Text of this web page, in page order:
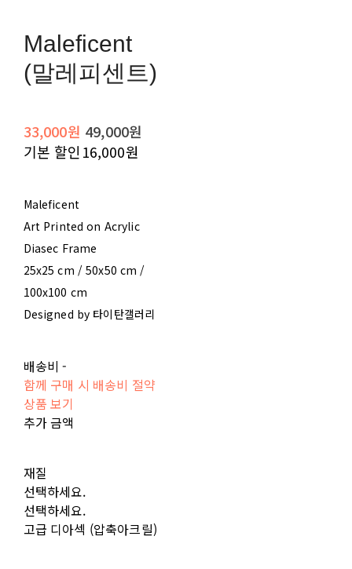
Maleficent
(말레피센트)
33,000원 49,000원
기본 할인 16,000원
Maleficent
Art Printed on Acrylic
Diasec Frame
25x25 cm / 50x50 cm /
100x100 cm
Designed by 타이탄갤러리
배송비-
함께 구매 시 배송비 절약
상품 보기
추가 금액
재질
선택하세요.
선택하세요.
고급 디아섹 (압축아크릴)